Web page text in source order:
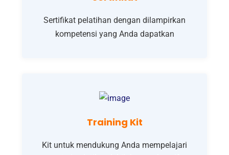
Sertifikat pelatihan dengan dilampirkan
kompetensi yang Anda dapatkan
Training Kit
Kit untuk mendukung Anda mempelajari